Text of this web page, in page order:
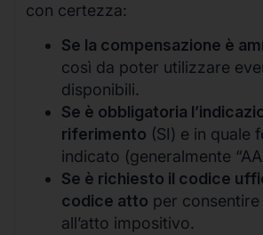
con certezza:
Se la compensazione è
così da poter utilizzare
disponibili.
Se è obbligatoria
riferimento (SI) e in quale
indicato (generalmente
Se è richiesto il codice
codice atto per consentire
all’atto impositivo.